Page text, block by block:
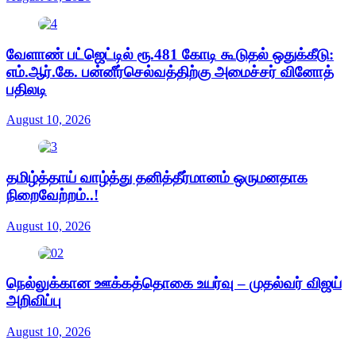
வேளாண் பட்ஜெட்டில் ரூ.481 கோடி கூடுதல் ஒதுக்கீடு:
எம்.ஆர்.கே. பன்னீர்செல்வத்திற்கு அமைச்சர் வினோத்
பதிலடி
August 10, 2026
தமிழ்த்தாய் வாழ்த்து தனித்தீர்மானம் ஒருமனதாக
நிறைவேற்றம்..!
August 10, 2026
நெல்லுக்கான ஊக்கத்தொகை உயர்வு – முதல்வர் விஜய்
அறிவிப்பு
August 10, 2026